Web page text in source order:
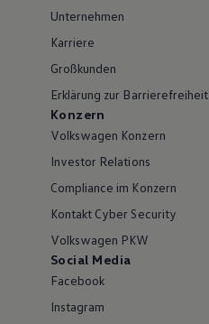
Unternehmen
Karriere
Großkunden
Erklärung zur Barrierefreiheit
Konzern
Volkswagen Konzern
Investor Relations
Compliance im Konzern
Kontakt Cyber Security
Volkswagen PKW
Social Media
Facebook
Instagram